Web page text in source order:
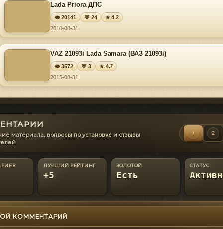
Lada Priora ДПС
👁 20141 💬 24
★ 4.2
2010-08-31
VAZ 21093i Lada Samara (ВАЗ 21093i)
👁 3572 💬 3
★ 4.7
2015-08-31
материала, вопросы по установке и отзывы
1 2
ЛУЧШИЙ РЕЙТИНГ
+5
ЗОЛОТОЙ
Есть
СТАТУС
КОММЕНТАРИЙ